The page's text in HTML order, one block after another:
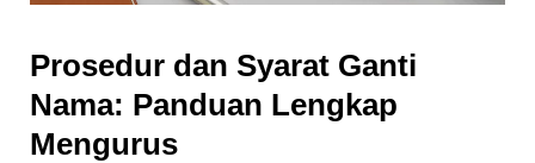
Prosedur dan Syarat Ganti
Nama: Panduan Lengkap
Mengurus